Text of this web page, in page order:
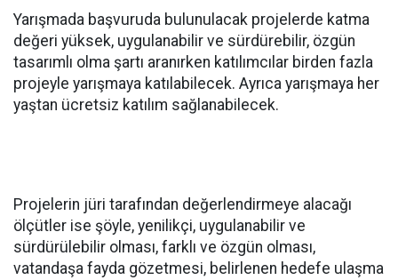
Yarışmada başvuruda bulunulacak projelerde katma
değeri yüksek, uygulanabilir ve sürdürebilir, özgün
tasarımlı olma şartı aranırken katılımcılar birden fazla
projeyle yarışmaya katılabilecek. Ayrıca yarışmaya her
yaştan ücretsiz katılım sağlanabilecek.
Projelerin jüri tarafından değerlendirmeye alacağı
ölçütler ise şöyle, yenilikçi, uygulanabilir ve
sürdürülebilir olması, farklı ve özgün olması,
vatandaşa fayda gözetmesi, belirlenen hedefe ulaşma